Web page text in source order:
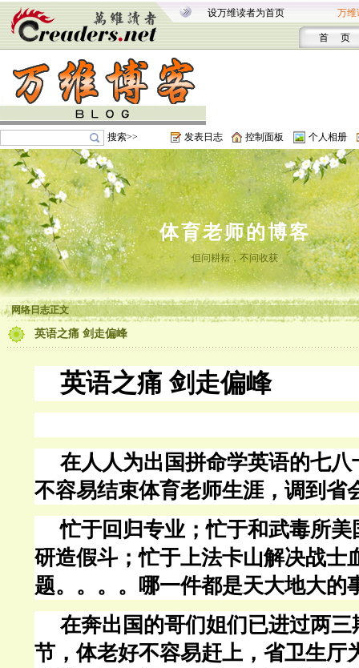
设万维读者为首页 万维
首 页
搜索>> 发表日志 控制面板 个人相册
体育老师的博客
但问耕耘，不问收获
网络日志正文
英语之痛 剑走偏峰
英语之痛 剑走偏峰
在人人为出国拼命学英语的七
不容易结束体育老师生涯，调到省
忙于回归专业；忙于和武毒所
研造假斗；忙于上法卡山解决战士
题。。。。哪一件都是天大地大的
在奔出国的哥们姐们已进过两三
节，体老好不容易赶上，省卫生厅